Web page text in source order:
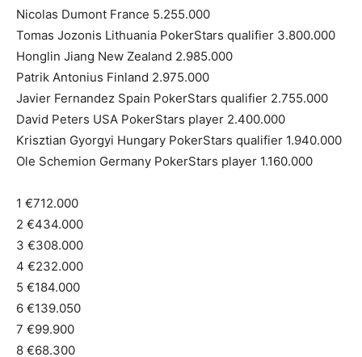
Nicolas Dumont France 5.255.000
Tomas Jozonis Lithuania PokerStars qualifier 3.800.000
Honglin Jiang New Zealand 2.985.000
Patrik Antonius Finland 2.975.000
Javier Fernandez Spain PokerStars qualifier 2.755.000
David Peters USA PokerStars player 2.400.000
Krisztian Gyorgyi Hungary PokerStars qualifier 1.940.000
Ole Schemion Germany PokerStars player 1.160.000
1 €712.000
2 €434.000
3 €308.000
4 €232.000
5 €184.000
6 €139.050
7 €99.900
8 €68.300